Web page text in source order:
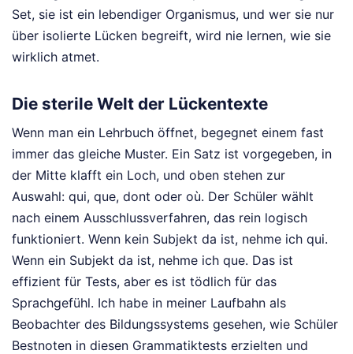
Set, sie ist ein lebendiger Organismus, und wer sie nur
über isolierte Lücken begreift, wird nie lernen, wie sie
wirklich atmet.
Die sterile Welt der Lückentexte
Wenn man ein Lehrbuch öffnet, begegnet einem fast
immer das gleiche Muster. Ein Satz ist vorgegeben, in
der Mitte klafft ein Loch, und oben stehen zur
Auswahl: qui, que, dont oder où. Der Schüler wählt
nach einem Ausschlussverfahren, das rein logisch
funktioniert. Wenn kein Subjekt da ist, nehme ich qui.
Wenn ein Subjekt da ist, nehme ich que. Das ist
effizient für Tests, aber es ist tödlich für das
Sprachgefühl. Ich habe in meiner Laufbahn als
Beobachter des Bildungssystems gesehen, wie Schüler
Bestnoten in diesen Grammatiktests erzielten und